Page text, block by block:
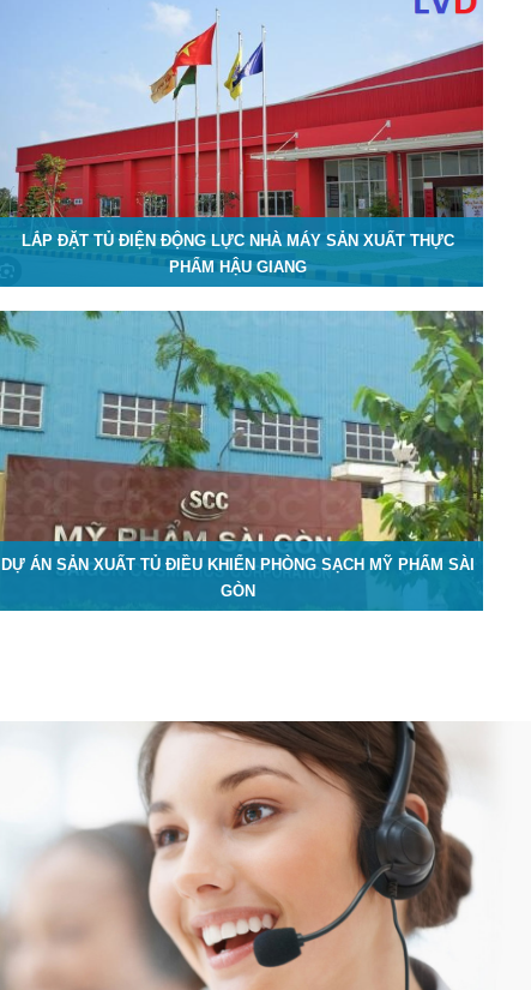
LẮP ĐẶT TỦ ĐIỆN ĐỘNG LỰC NHÀ MÁY SẢN XUẤT THỰC
PHẨM HẬU GIANG
DỰ ÁN SẢN XUẤT TỦ ĐIỀU KHIỂN PHÒNG SẠCH MỸ PHẨM SÀI
GÒN